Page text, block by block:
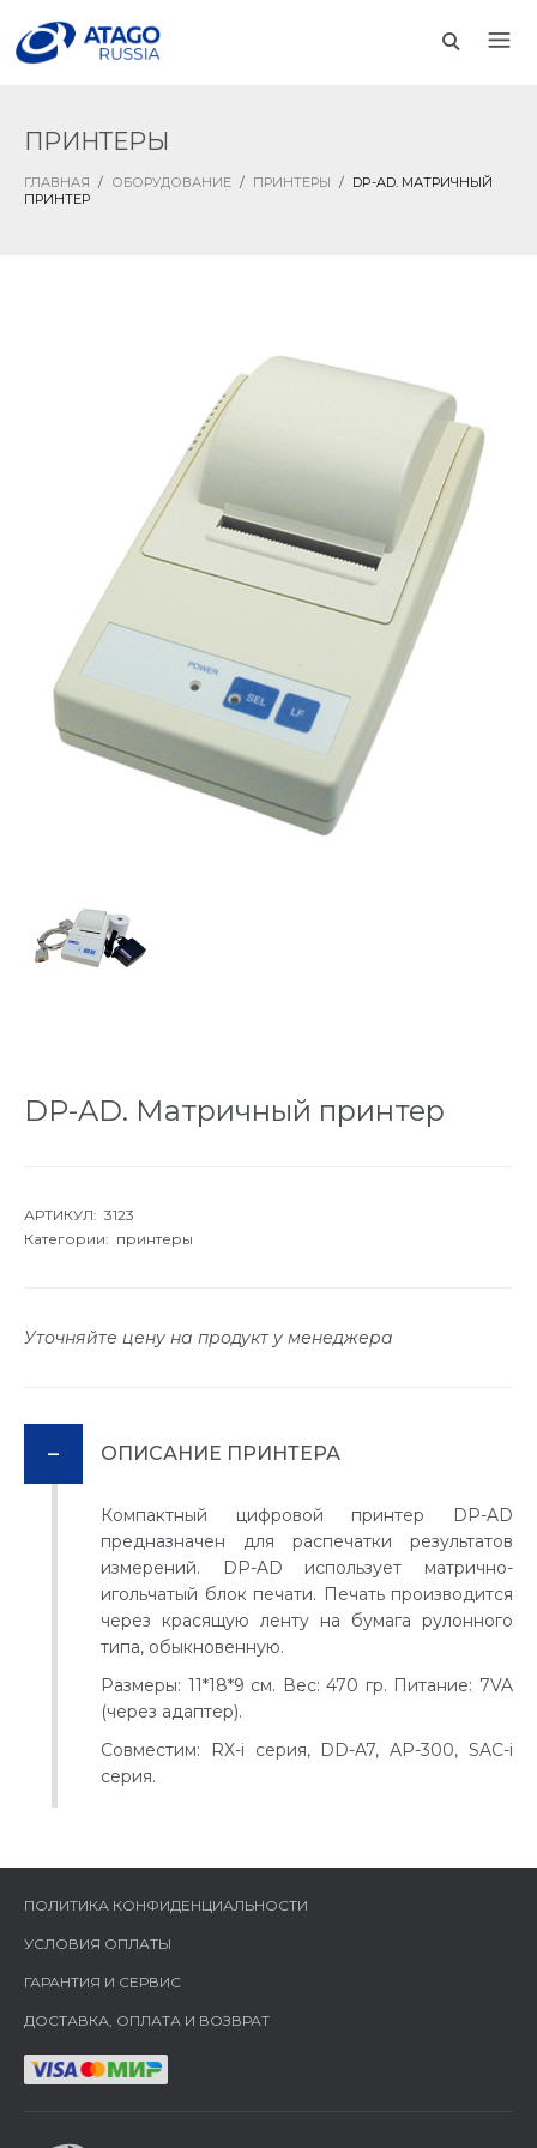
ПРИНТЕРЫ
ГЛАВНАЯ / ОБОРУДОВАНИЕ / ПРИНТЕРЫ / DP-AD. МАТРИЧНЫЙ
ПРИНТЕР
DP-AD. Матричный принтер
АРТИКУЛ: 3123
Категории: принтеры
Уточняйте цену на продукт у менеджера
ОПИСАНИЕ ПРИНТЕРА
Компактный цифровой принтер DP-AD
предназначен для распечатки результатов
измерений. DP-AD использует матрично-
игольчатый блок печати. Печать производится
через красящую ленту на бумага рулонного
типа, обыкновенную.
Размеры: 11*18*9 см. Вес: 470 гр. Питание: 7VA
(через адаптер).
Совместим: RX-i серия, DD-A7, AP-300, SAC-i
серия.
ПОЛИТИКА КОНФИДЕНЦИАЛЬНОСТИ
УСЛОВИЯ ОПЛАТЫ
ГАРАНТИЯ И СЕРВИС
ДОСТАВКА, ОПЛАТА И ВОЗВРАТ